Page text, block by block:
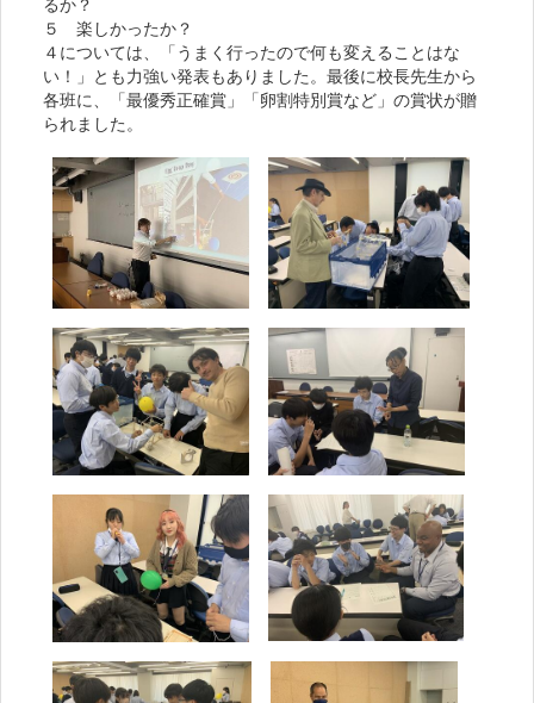
るか？
５ 楽しかったか？
４については、「うまく行ったので何も変えることはな
い！」とも力強い発表もありました。最後に校長先生から
各班に、「最優秀正確賞」「卵割特別賞など」の賞状が贈
られました。